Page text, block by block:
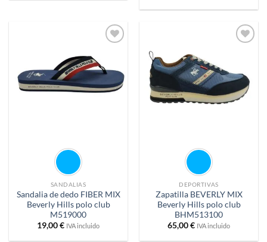
deseos
SANDALIAS
Sandalia de dedo FIBER MIX
Beverly Hills polo club
M519000
19,00€ IVA incluido
DEPORTIVAS
Zapatilla BEVERLY MIX
Beverly Hills polo club
BHM513100
65,00€ IVA incluido